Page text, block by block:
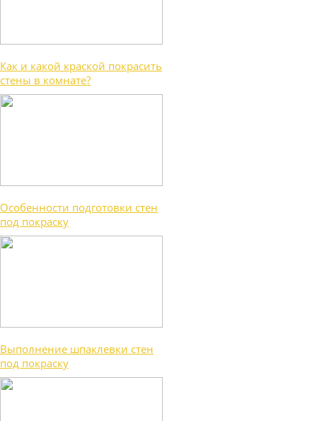
Как и какой краской покрасить
стены в комнате?
Особенности подготовки стен
под покраску
Выполнение шпаклевки стен
под покраску